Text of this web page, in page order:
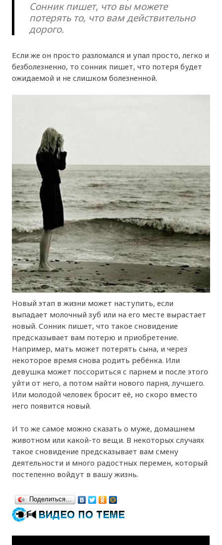
Сонник пишет, что вы можете
потерять то, что вам действительно
дорого.
Если же он просто разломался и упал просто, легко и
безболезненно, то сонник пишет, что потеря будет
ожидаемой и не слишком болезненной.
Новый этап в жизни может наступить, если
выпадает молочный зуб или на его месте вырастает
новый. Сонник пишет, что такое сновидение
предсказывает вам потерю и приобретение.
Например, мать может потерять сына, и через
некоторое время снова родить ребёнка. Или
девушка может поссориться с парнем и после этого
уйти от него, а потом найти нового парня, лучшего.
Или молодой человек бросит её, но скоро вместо
него появится новый.
И то же самое можно сказать о муже, домашнем
животном или какой-то вещи. В некоторых случаях
такое сновидение предсказывает вам смену
деятельности и много радостных перемен, который
постепенно войдут в вашу жизнь.
Поделиться…